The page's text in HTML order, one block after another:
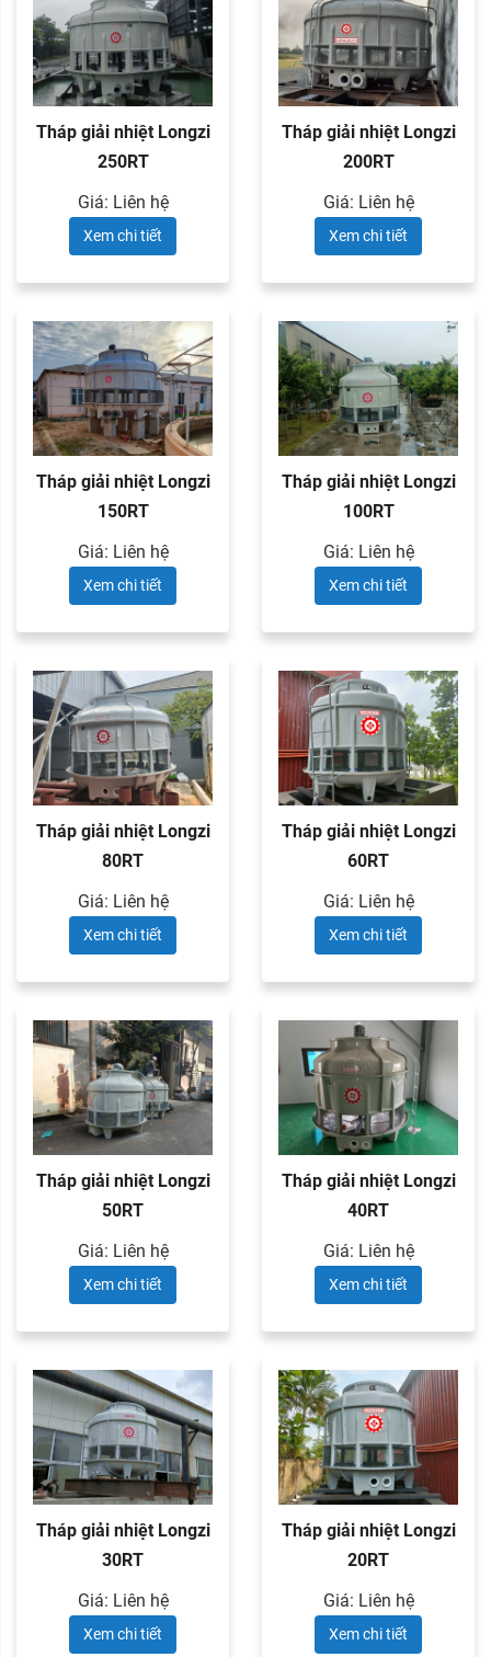
Tháp giải nhiệt Longzi
250RT
Giá: Liên hệ
Xem chi tiết
Tháp giải nhiệt Longzi
200RT
Giá: Liên hệ
Xem chi tiết
Tháp giải nhiệt Longzi
150RT
Giá: Liên hệ
Xem chi tiết
Tháp giải nhiệt Longzi
100RT
Giá: Liên hệ
Xem chi tiết
Tháp giải nhiệt Longzi
80RT
Giá: Liên hệ
Xem chi tiết
Tháp giải nhiệt Longzi
60RT
Giá: Liên hệ
Xem chi tiết
Tháp giải nhiệt Longzi
50RT
Giá: Liên hệ
Xem chi tiết
Tháp giải nhiệt Longzi
40RT
Giá: Liên hệ
Xem chi tiết
Tháp giải nhiệt Longzi
30RT
Giá: Liên hệ
Xem chi tiết
Tháp giải nhiệt Longzi
20RT
Giá: Liên hệ
Xem chi tiết